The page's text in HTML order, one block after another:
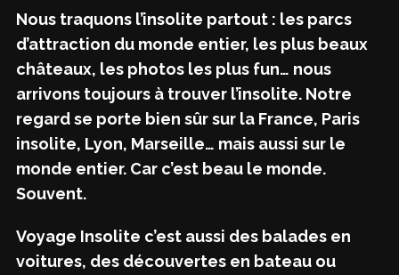
Nous traquons l’insolite partout : les parcs
d’attraction du monde entier, les plus beaux
châteaux, les photos les plus fun… nous
arrivons toujours à trouver l’insolite. Notre
regard se porte bien sûr sur la France, Paris
insolite, Lyon, Marseille… mais aussi sur le
monde entier. Car c’est beau le monde.
Souvent.
Voyage Insolite c’est aussi des balades en
voitures, des découvertes en bateau ou